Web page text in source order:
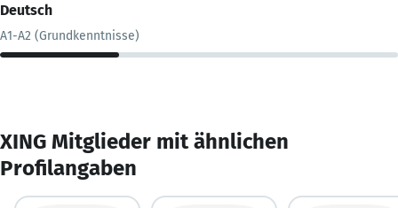
Deutsch
A1-A2 (Grundkenntnisse)
XING Mitglieder mit ähnlichen
Profilangaben